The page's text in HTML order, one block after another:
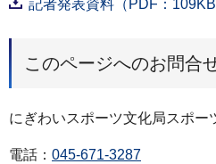
記者発表資料（PDF：109KB
このページへのお問合
にぎわいスポーツ文化局スポー
電話： 045-671-3287